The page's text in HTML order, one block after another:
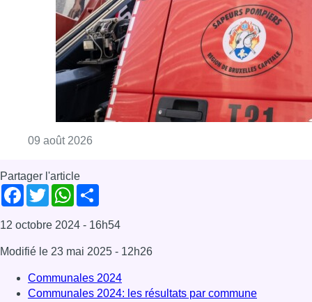
09 août 2026
Partager l'article
Facebook
TwitterWhatsApp
12 octobre 2024 - 16h54
Modifié le 23 mai 2025 - 12h26
Communales 2024
Communales 2024: les résultats par commune